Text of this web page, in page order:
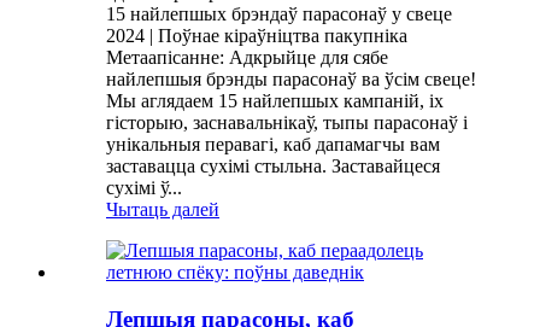
15 найлепшых брэндаў парасонаў у свеце
2024 | Поўнае кіраўніцтва пакупніка
Метаапісанне: Адкрыйце для сябе
найлепшыя брэнды парасонаў ва ўсім свеце!
Мы аглядаем 15 найлепшых кампаній, іх
гісторыю, заснавальнікаў, тыпы парасонаў і
унікальныя перавагі, каб дапамагчы вам
заставацца сухімі стыльна. Заставайцеся
сухімі ў...
Чытаць далей
Лепшыя парасоны, каб